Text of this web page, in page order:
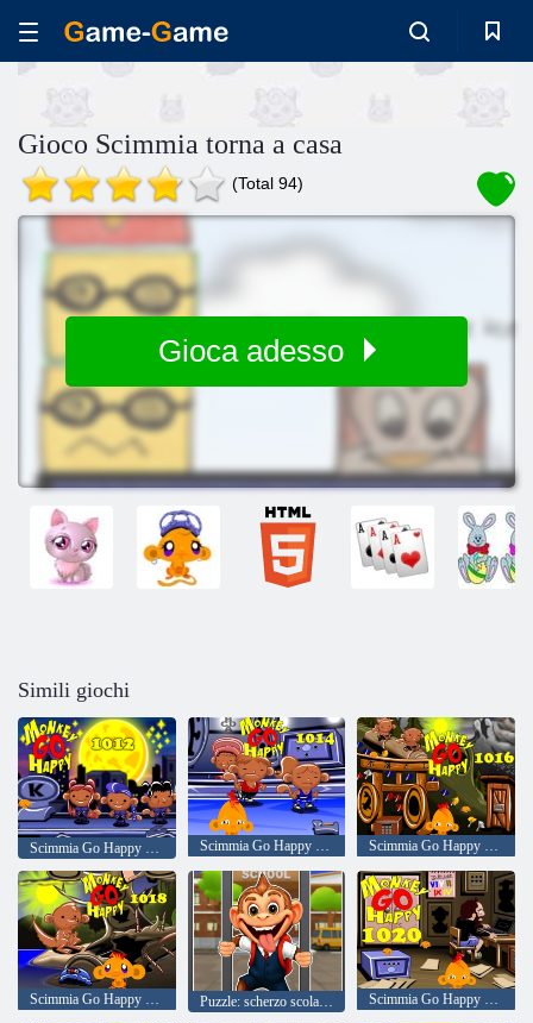
Gioco Scimmia torna a casa
(Total 94)
Gioca adesso
Simili giochi
Scimmia Go Happy Stage 1012 Scimmia Go Happy Stage 1014 Scimmia Go Happy Stage 1016
Scimmia Go Happy Stage 1018 Puzzle: scherzo scolastico dello studente scimmia Scimmia Go Happy Stage 1020